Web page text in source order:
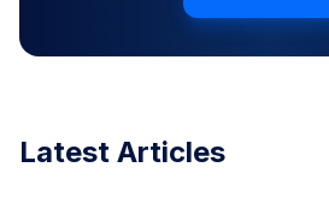
Latest Articles